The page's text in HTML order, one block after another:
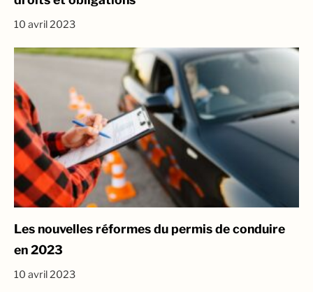
10 avril 2023
Les nouvelles réformes du permis de conduire
en 2023
10 avril 2023